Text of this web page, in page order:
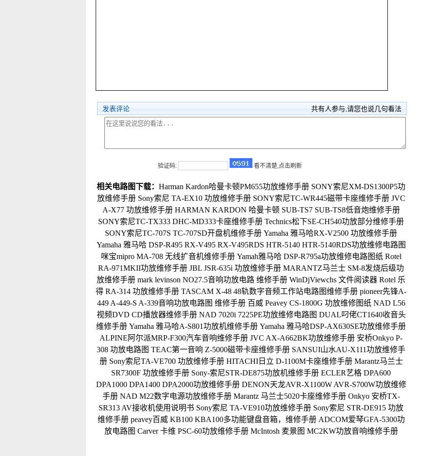
发表评论 共有人参与,请您也说几句看法
验证码: 看不清楚,点击刷新
相关电路图下载： Harman Kardon哈曼卡顿PM655功放维修手册 SONY索尼XM-DS1300P5功
放维修手册 Sony索尼 TA-EX10 功放维修手册 SONY索尼TC-WR445磁带卡座维修手册 JVC
A-X77 功放维修手册 HARMAN KARDON 哈曼卡顿 SUB-TS7 SUB-TS8低音炮维修手册
SONY索尼TC-TX333 DHC-MD333卡座维修手册 Technics松下SE-CH540功放部分维修手册
SONY索尼TC-707S TC-707SD开盘机维修手册 Yamaha 雅马哈RX-V2500 功放维修手册
Yamaha 雅马哈 DSP-R495 RX-V495 RX-V495RDS HTR-5140 HTR-5140RDS功放维修电路图
咪宝mipro MA-708 无线扩音机维修手册 Yamah雅马哈 DSP-R795a功放维修电路图纸 Rotel
RA-971MKII功放维修手册 JBL JSR-635i 功放维修手册 MARANTZ马兰士 SM-8发烧后级功
放维修手册 mark levinson NO27.5音响功放电路 维修手册 WinDjViewchs 文件阅读器 Rotel 乐
得 RA-314 功放维修手册 TASCAM X-48 48轨数字音频工作站电路图维修手册 pioneer先锋A-
449 A-449-S A-339音响功放电路图 维修手册 百威 Peavey CS-1800G 功放维修图纸 NAD L56
视频DVD CD播放器维修手册 NAD 7020i 7225PE功放维修电路图 DUAL叼佬CT1640收音头
维修手册 Yamaha 雅马哈A-S801功放机维修手册 Yamaha 雅马哈DSP-AX630SE功放维修手册
ALPINE阿尔派MRP-F300汽车音响维修手册 JVC AX-A662BK功放维修手册 安桥Onkyo P-
308 功放电路图 TEAC第一音响 Z-5000磁带卡座维修手册 SANSUI山水AU-X111功放维修手
册 Sony索尼TA-VE700 功放维修手册 HITACHI日立 D-1100M卡座维修手册 Marantz马兰士
SR7300F 功放维修手册 Sony-索尼STR-DE875功放机维修手册 ECLER艺格 DPA600
DPA1000 DPA1400 DPA2000功放维修手册 DENON天龙AVR-X1100W AVR-S700W功放维修
手册 NAD M22数字电源功放维修手册 Marantz 马兰士5020卡座维修手册 Onkyo 安桥TX-
SR313 AV接收机使用说明书 Sony索尼 TA-VE910功放维修手册 Sony索尼 STR-DE915 功放
维修手册 peavey百威 KB100 KBA100多功能键盘音箱，维修手册 ADCOM爱琴GFA-5300功
放电路图 Carver 卡维 PSC-60功放维修手册 McIntosh 麦景图 MC2KW功放音响维修手册